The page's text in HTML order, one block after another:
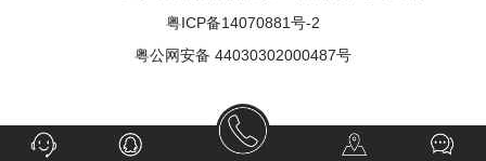
粤ICP备14070881号-2
粤公网安备 44030302000487号